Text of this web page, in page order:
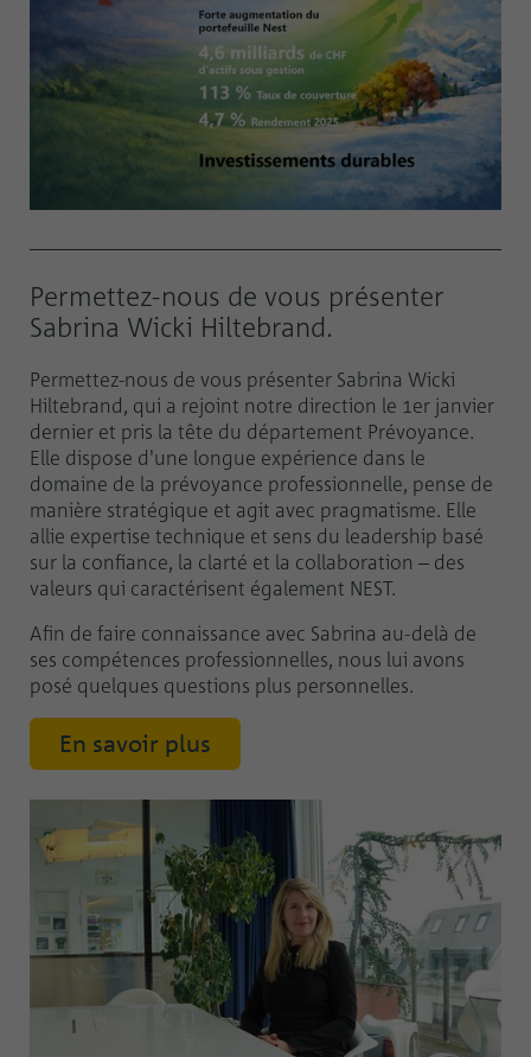
Permettez-nous de vous présenter
Sabrina Wicki Hiltebrand.
Permettez-nous de vous présenter Sabrina Wicki
Hiltebrand, qui a rejoint notre direction le 1er janvier
dernier et pris la tête du département Prévoyance.
Elle dispose d'une longue expérience dans le
domaine de la prévoyance professionnelle, pense de
manière stratégique et agit avec pragmatisme. Elle
allie expertise technique et sens du leadership basé
sur la confiance, la clarté et la collaboration – des
valeurs qui caractérisent également NEST.
Afin de faire connaissance avec Sabrina au-delà de
ses compétences professionnelles, nous lui avons
posé quelques questions plus personnelles.
En savoir plus